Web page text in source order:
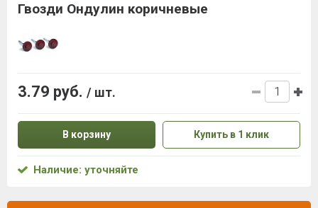
Гвозди Ондулин коричневые
3.79 руб. / шт.
В корзину Купить в 1 клик
Наличие: уточняйте